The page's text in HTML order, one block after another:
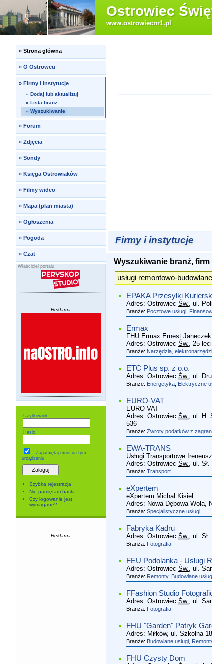
Ostrowiec
www.ostrowiecnr1.pl
» Strona główna
» O Ostrowcu
»Firmy i instytucje
» Dodaj lub aktualizuj
» Lista branż
» Wyszukiwanie
» Forum
» Zdjęcia
» Sondy
» Księga Ostrowiaków
» Filmy wideo
» Mapa (plan miasta)
» Ogłoszenia
» Pogoda
» Czat
Właściciel portalu
- Reklama -
Użytkownik
Hasło
Zapamiętaj mniena tym
urządzeniu
Szybka rejestracja
Nie pamiętam hasła
Czy logowanie jest
wymagane?
- Reklama -
Firmy i instytucje
Wyszukiwanie branż,
EPAKA Przesyłki
Adres: Ostrowiec Św., ul.
Branże: Pocztowe usługi
Ermax
FHU Ermax Ernest Janeczek
Adres: Ostrowiec Św., 25-
Branże: Narzędzia,
ETC Plus sp. z o.o.
Adres: Ostrowiec Św., ul.
Branże: Energetyka Elektryczne
EURO-VAT
EURO-VAT
Adres: Ostrowiec Św., ul. H.
536
Branże: Zwroty podatków z
EWA-TRANS
Usługi Transportowe
Adres: Ostrowiec Św., ul.
Branża: Transport
eXpertem
eXpertem Michał Kisiel
Adres: Nowa Dębowa Wola,
Branża: Specjalistyczne usługi
Fabryka Kadru
Adres: Ostrowiec Św., ul.
Branża: Fotografia
FEU Podolanka - Usługi
Adres: Ostrowiec Św., ul.
Branże: Remonty, Budowlane
FFashion Studio
Adres: Ostrowiec Św., ul.
Branża: Fotografia
FHU "Garden" Patryk
Adres: Miłków, ul. Szkolna 18
Branże: Budowlane usługi
FHU Czysty Dom